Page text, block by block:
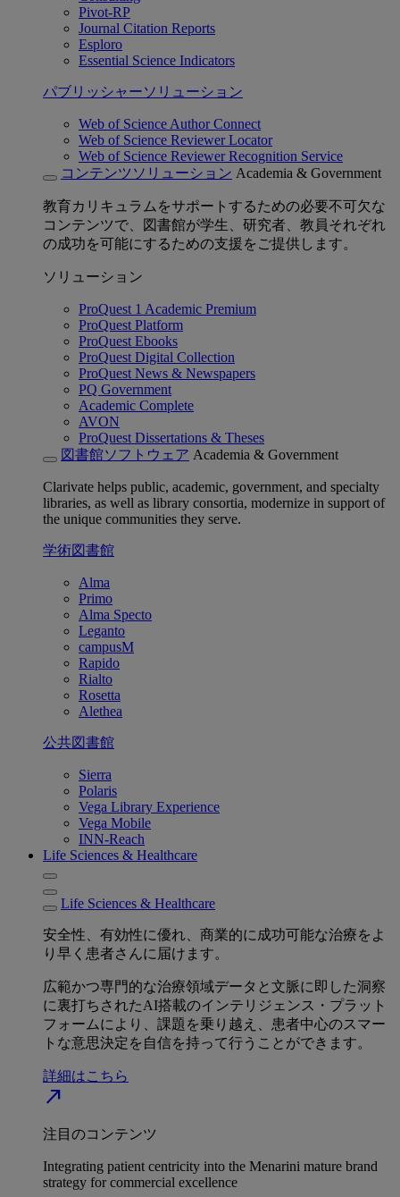
Pivot-RP
Journal Citation Reports
Esploro
Essential Science Indicators
パブリッシャーソリューション
Web of Science Author Connect
Web of Science Reviewer Locator
Web of Science Reviewer Recognition Service
コンテンツソリューション Academia & Government
教育カリキュラムをサポートするための必要不可欠な
コンテンツで、図書館が学生、研究者、教員それぞれ
の成功を可能にするための支援をご提供します。
ソリューション
ProQuest 1 Academic Premium
ProQuest Platform
ProQuest Ebooks
ProQuest Digital Collection
ProQuest News & Newspapers
PQ Government
Academic Complete
AVON
ProQuest Dissertations & Theses
図書館ソフトウェア Academia & Government
Clarivate helps public, academic, government, and specialty
libraries, as well as library consortia, modernize in support of
the unique communities they serve.
学術図書館
Alma
Primo
Alma Specto
Leganto
campusM
Rapido
Rialto
Rosetta
Alethea
公共図書館
Sierra
Polaris
Vega Library Experience
Vega Mobile
INN-Reach
Life Sciences & Healthcare
Life Sciences & Healthcare
安全性、有効性に優れ、商業的に成功可能な治療をよ
り早く患者さんに届けます。
広範かつ専門的な治療領域データと文脈に即した洞察
に裏打ちされたAI搭載のインテリジェンス・プラット
フォームにより、課題を乗り越え、患者中心のスマー
トな意思決定を自信を持って行うことができます。
詳細はこちら
north_east
注目のコンテンツ
Integrating patient centricity into the Menarini mature brand
strategy for commercial excellence